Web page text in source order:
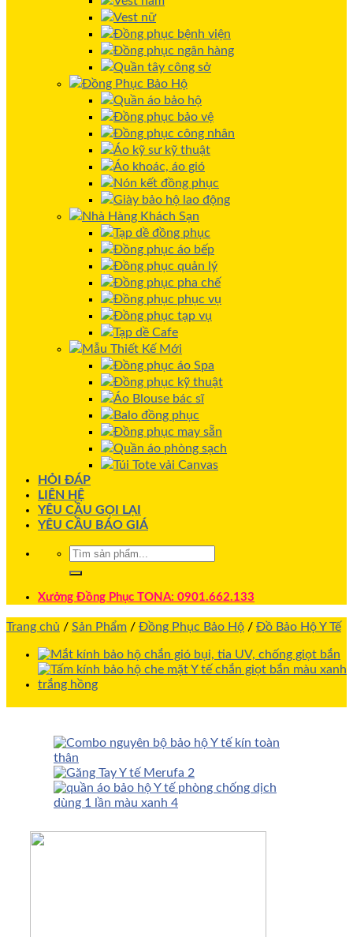
Vest nữ
Đồng phục bệnh viện
Đồng phục ngân hàng
Quần tây công sở
Đồng Phục Bảo Hộ
Quần áo bảo hộ
Đồng phục bảo vệ
Đồng phục công nhân
Áo kỹ sư kỹ thuật
Áo khoác, áo gió
Nón kết đồng phục
Giày bảo hộ lao động
Nhà Hàng Khách Sạn
Tạp dề đồng phục
Đồng phục áo bếp
Đồng phục quản lý
Đồng phục pha chế
Đồng phục phục vụ
Đồng phục tạp vụ
Tạp dề Cafe
Mẫu Thiết Kế Mới
Đồng phục áo Spa
Đồng phục kỹ thuật
Áo Blouse bác sĩ
Balo đồng phục
Đồng phục may sẵn
Quần áo phòng sạch
Túi Tote vải Canvas
HỎI ĐÁP
LIÊN HỆ
YÊU CẦU GỌI LẠI
YÊU CẦU BÁO GIÁ
Xưởng Đồng Phục TONA: 0901.662.133
Trang chủ / Sản Phẩm / Đồng Phục Bảo Hộ / Đồ Bảo Hộ Y Tế